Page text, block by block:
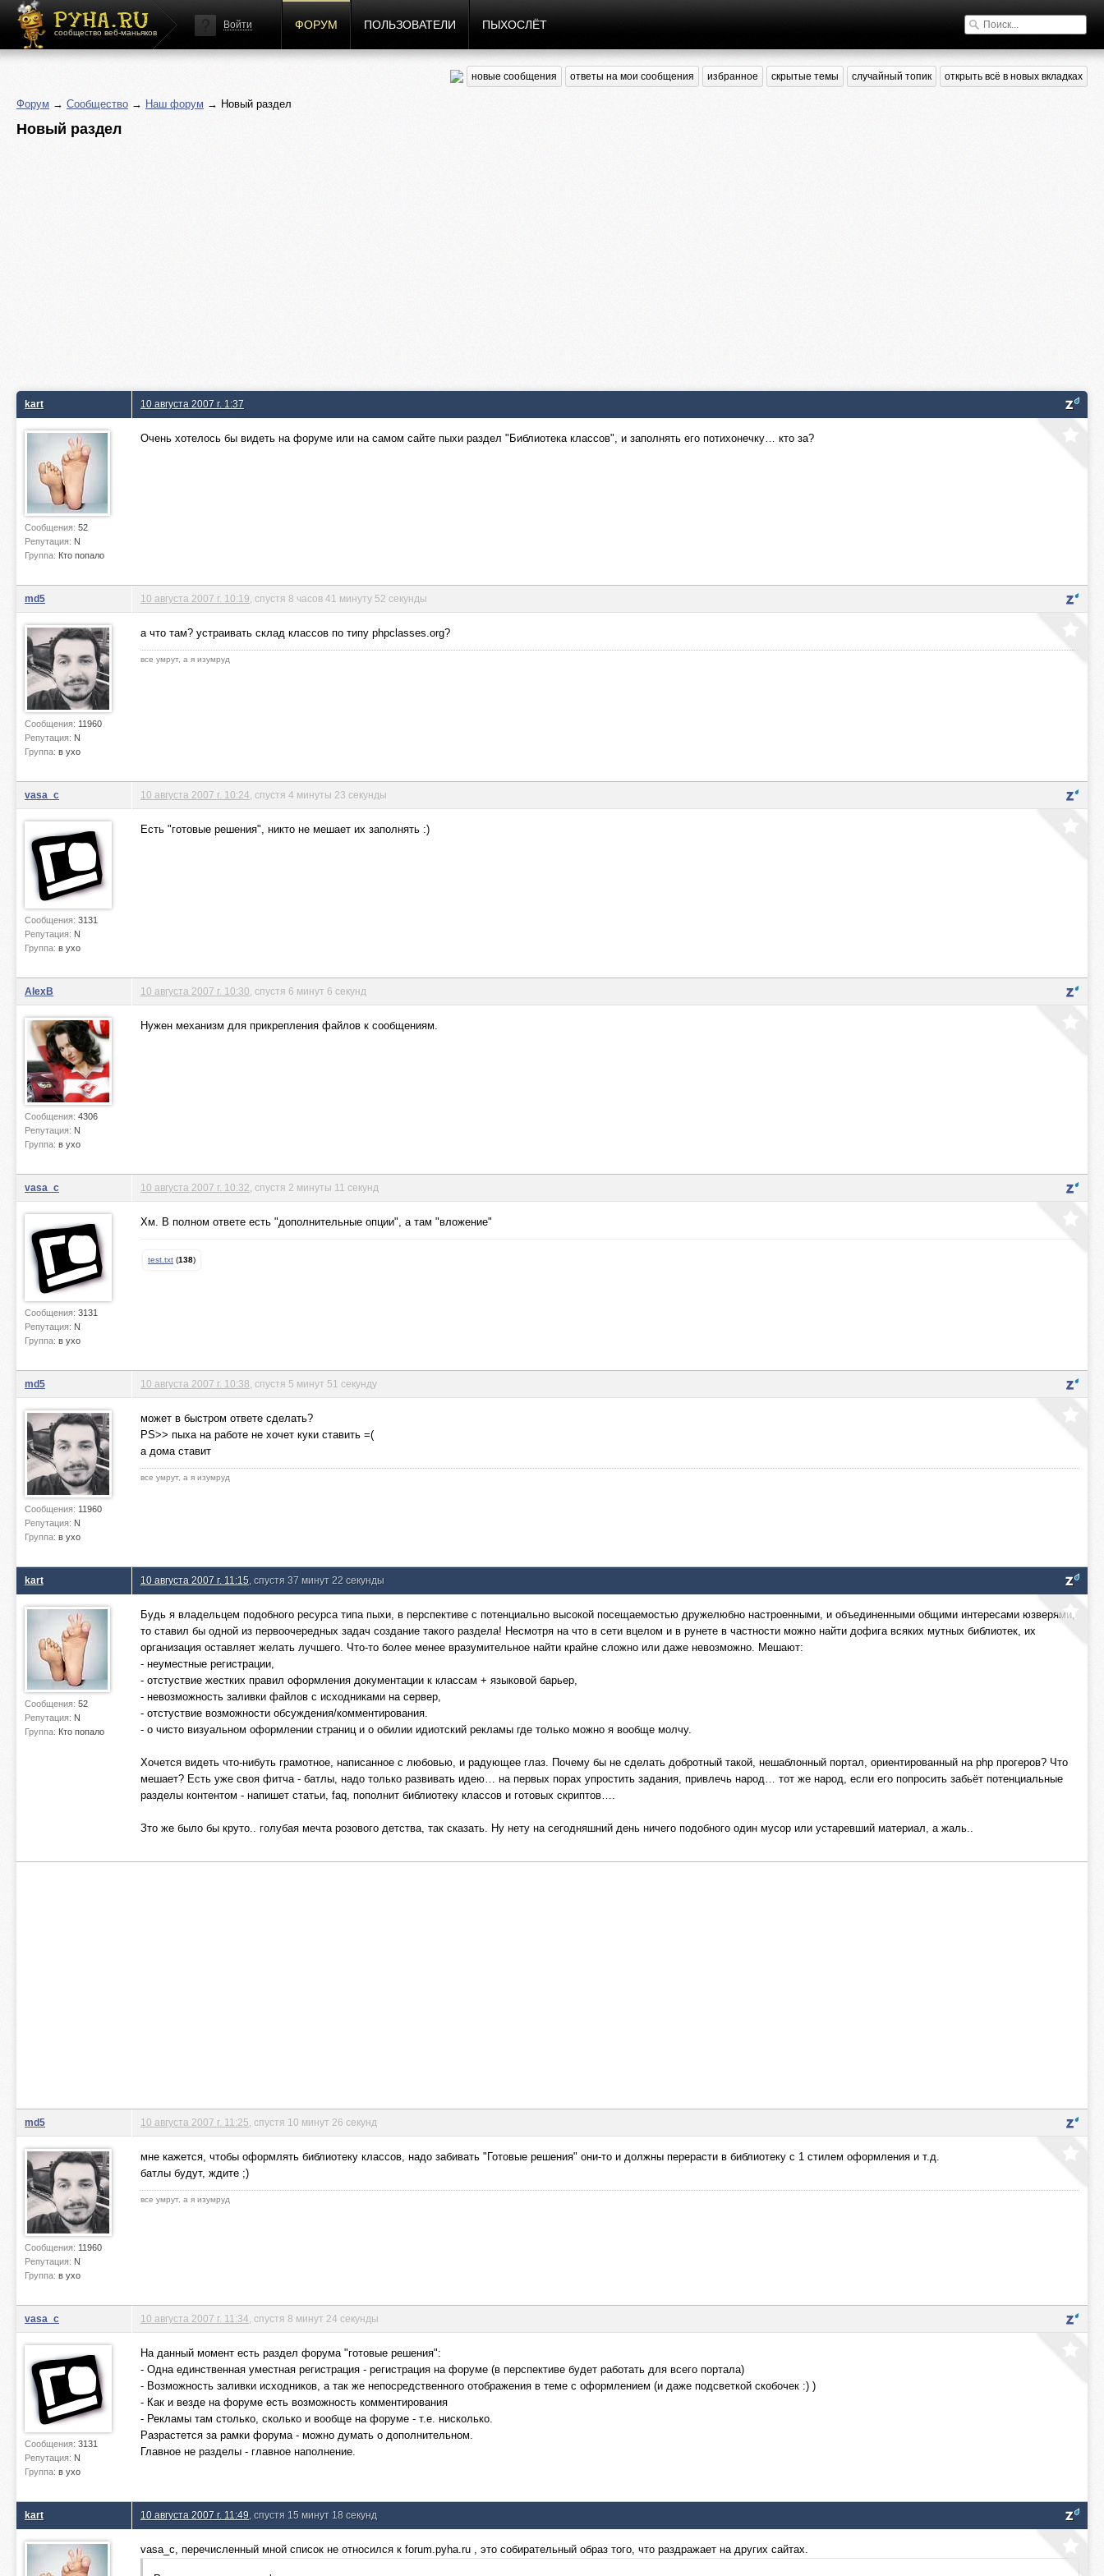
сообщество веб-маньяков
Войти ФОРУМ ПОЛЬЗОВАТЕЛИ ПЫХОСЛЁТ
новые сообщения ответы на мои сообщения избранное скрытые темы случайный топик открыть всё в новых вкладках
Форум → Сообщество → Наш форум → Новый раздел
Новый раздел
kart
Сообщения: 52
Репутация: N
Группа: Кто попало
10 августа 2007 г. 1:37
Очень хотелось бы видеть на форуме или на самом сайте пыхи раздел "Библиотека классов", и заполнять его потихонечку… кто за?
md5
Сообщения: 11960
Репутация: N
Группа: в ухо
10 августа 2007 г. 10:19 , спустя 8 часов 41 минуту 52 секунды
а что там? устраивать склад классов по типу phpclasses.org?
все умрут, а я изумруд
vasa_c
Сообщения: 3131
Репутация: N
Группа: в ухо
10 августа 2007 г. 10:24 , спустя 4 минуты 23 секунды
Есть "готовые решения", никто не мешает их заполнять :)
AlexB
Сообщения: 4306
Репутация: N
Группа: в ухо
10 августа 2007 г. 10:30 , спустя 6 минут 6 секунд
Нужен механизм для прикрепления файлов к сообщениям.
vasa_c
Сообщения: 3131
Репутация: N
Группа: в ухо
10 августа 2007 г. 10:32 , спустя 2 минуты 11 секунд
Хм. В полном ответе есть "дополнительные опции", а там "вложение"
test.txt (138)
md5
Сообщения: 11960
Репутация: N
Группа: в ухо
10 августа 2007 г. 10:38 , спустя 5 минут 51 секунду
может в быстром ответе сделать?
PS>> пыха на работе не хочет куки ставить =(
а дома ставит
все умрут, а я изумруд
kart
Сообщения: 52
Репутация: N
Группа: Кто попало
10 августа 2007 г. 11:15 , спустя 37 минут 22 секунды
Будь я владельцем подобного ресурса типа пыхи, в перспективе с потенциально высокой посещаемостью дружелюбно настроенными, и объединенными общими интересами юзверями,
то ставил бы одной из первоочередных задач создание такого раздела! Несмотря на что в сети вцелом и в рунете в частности можно найти дофига всяких мутных библиотек, их
организация оставляет желать лучшего. Что-то более менее вразумительное найти крайне сложно или даже невозможно. Мешают:
- неуместные регистрации,
- отстуствие жестких правил оформления документации к классам + языковой барьер,
- невозможность заливки файлов с исходниками на сервер,
- отстуствие возможности обсуждения/комментирования.
- о чисто визуальном оформлении страниц и о обилии идиотский рекламы где только можно я вообще молчу.
Хочется видеть что-нибуть грамотное, написанное с любовью, и радующее глаз. Почему бы не сделать добротный такой, нешаблонный портал, ориентированный на php прогеров? Что
мешает? Есть уже своя фитча - батлы, надо только развивать идею… на первых порах упростить задания, привлечь народ… тот же народ, если его попросить забьёт потенциальные
разделы контентом - напишет статьи, faq, пополнит библиотеку классов и готовых скриптов….
Зто же было бы круто.. голубая мечта розового детства, так сказать. Ну нету на сегодняшний день ничего подобного один мусор или устаревший материал, а жаль..
md5
Сообщения: 11960
Репутация: N
Группа: в ухо
10 августа 2007 г. 11:25 , спустя 10 минут 26 секунд
мне кажется, чтобы оформлять библиотеку классов, надо забивать "Готовые решения" они-то и должны перерасти в библиотеку с 1 стилем оформления и т.д.
батлы будут, ждите ;)
все умрут, а я изумруд
vasa_c
Сообщения: 3131
Репутация: N
Группа: в ухо
10 августа 2007 г. 11:34 , спустя 8 минут 24 секунды
На данный момент есть раздел форума "готовые решения":
- Одна единственная уместная регистрация - регистрация на форуме (в перспективе будет работать для всего портала)
- Возможность заливки исходников, а так же непосредственного отображения в теме с оформлением (и даже подсветкой скобочек :) )
- Как и везде на форуме есть возможность комментирования
- Рекламы там столько, сколько и вообще на форуме - т.е. нисколько.
Разрастется за рамки форума - можно думать о дополнительном.
Главное не разделы - главное наполнение.
kart 10 августа 2007 г. 11:49 , спустя 15 минут 18 секунд
vasa_c, перечисленный мной список не относился к forum.pyha.ru , это собирательный образ того, что раздражает на других сайтах.